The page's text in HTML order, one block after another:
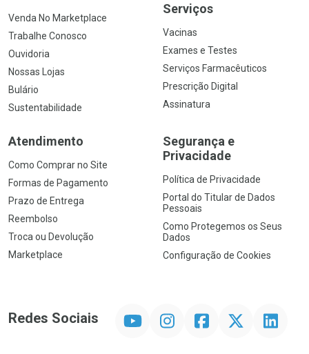
Venda No Marketplace
Trabalhe Conosco
Ouvidoria
Nossas Lojas
Bulário
Sustentabilidade
Serviços
Vacinas
Exames e Testes
Serviços Farmacêuticos
Prescrição Digital
Assinatura
Atendimento
Como Comprar no Site
Formas de Pagamento
Prazo de Entrega
Reembolso
Troca ou Devolução
Marketplace
Segurança e
Privacidade
Política de Privacidade
Portal do Titular de Dados
Pessoais
Como Protegemos os Seus
Dados
Configuração de Cookies
Redes Sociais InstagramFacebookTwitter Linkedin